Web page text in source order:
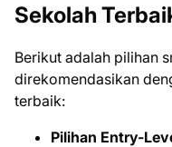
Sekolah
Berikut adalah pilihan
direkomendasikan
terbaik:
Pilihan Entry-